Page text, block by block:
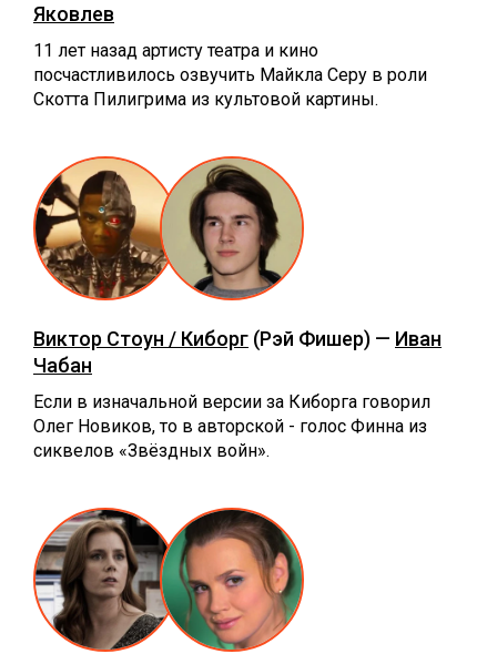
Яковлев
11 лет назад артисту театра и кино
посчастливилось озвучить Майкла Серу в роли
Скотта Пилигрима из культовой картины.
Виктор Стоун / Киборг (Рэй Фишер) — Иван
Чабан
Если в изначальной версии за Киборга говорил
Олег Новиков, то в авторской - голос Финна из
сиквелов «Звёздных войн».